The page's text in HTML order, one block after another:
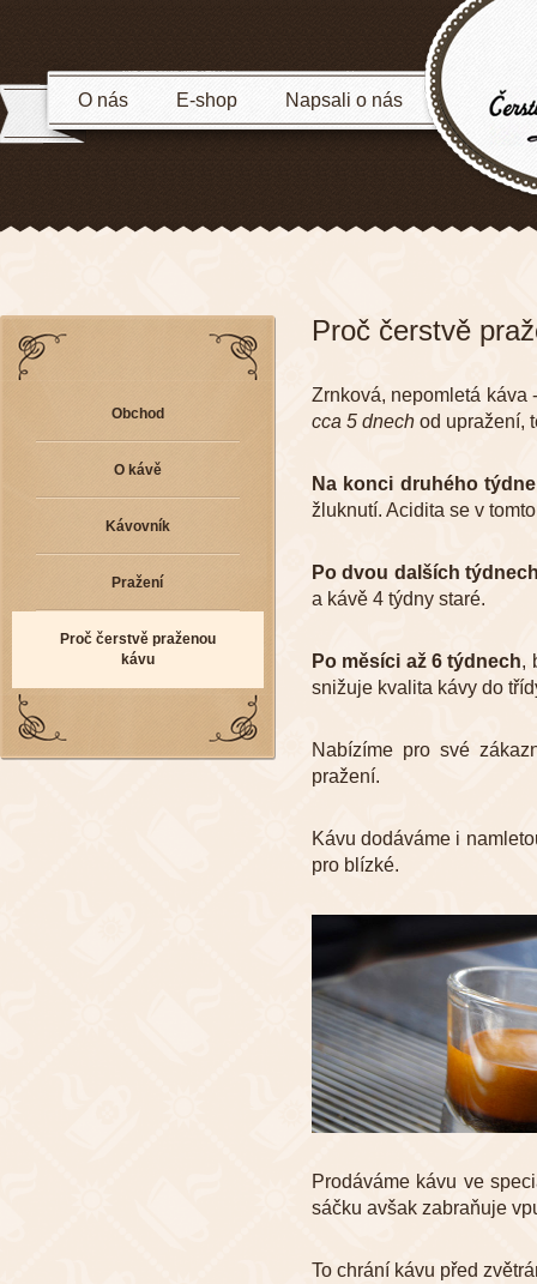
O nás E-shop Napsali o nás
Obchod
O kávě
Kávovník
Pražení
Proč čerstvě praženou
kávu
Proč čerstvě
Zrnková, nepomletá káva
cca 5 dnech od upražení,
Na konci druhého týdne
žluknutí. Acidita se v
Po dvou dalších
a kávě 4 týdny staré.
Po měsíci až 6 týdnech,
snižuje kvalita kávy do
Nabízíme pro své
pražení.
Kávu dodáváme i
pro blízké.
Prodáváme kávu ve
sáčku avšak zabraňuje
To chrání kávu před